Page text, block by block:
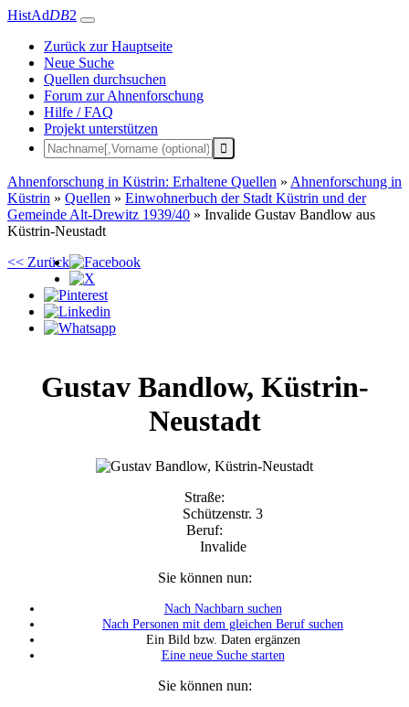
HistAdDB2
Zurück zur Hauptseite
Neue Suche
Quellen durchsuchen
Forum zur Ahnenforschung
Hilfe / FAQ
Projekt unterstützen
Ahnenforschung in Küstrin: Erhaltene Quellen » Ahnenforschung in
Küstrin » Quellen » Einwohnerbuch der Stadt Küstrin und der
Gemeinde Alt-Drewitz 1939/40 » Invalide Gustav Bandlow aus
Küstrin-Neustadt
<< Zurück
Gustav Bandlow, Küstrin-
Neustadt
Straße:
Schützenstr. 3
Beruf:
Invalide
Sie können nun:
Nach Nachbarn suchen
Nach Personen mit dem gleichen Beruf suchen
Ein Bild bzw. Daten ergänzen
Eine neue Suche starten
Sie können nun: